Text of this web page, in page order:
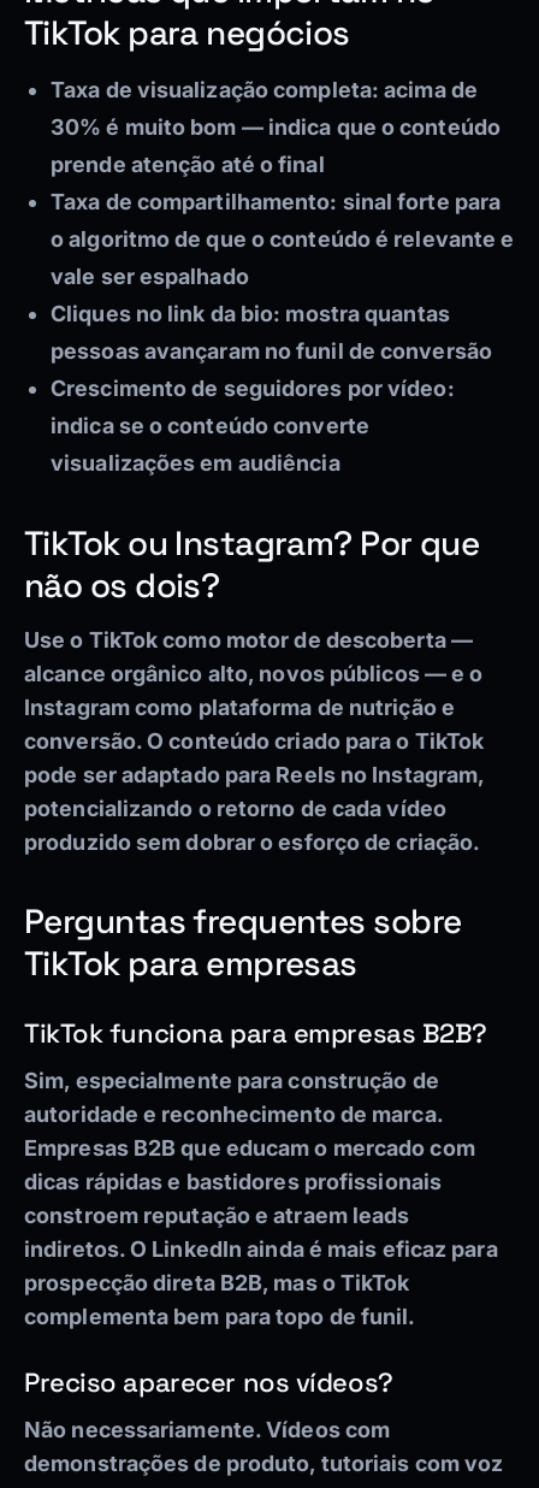
TikTok para negócios
Taxa de visualização completa: acima de
30% é muito bom — indica que o conteúdo
prende atenção até o final
Taxa de compartilhamento: sinal forte para
o algoritmo de que o conteúdo é relevante e
vale ser espalhado
Cliques no link da bio: mostra quantas
pessoas avançaram no funil de conversão
Crescimento de seguidores por vídeo:
indica se o conteúdo converte
visualizações em audiência
TikTok ou Instagram? Por que
não os dois?
Use o TikTok como motor de descoberta —
alcance orgânico alto, novos públicos — e o
Instagram como plataforma de nutrição e
conversão. O conteúdo criado para o TikTok
pode ser adaptado para Reels no Instagram,
potencializando o retorno de cada vídeo
produzido sem dobrar o esforço de criação.
Perguntas frequentes sobre
TikTok para empresas
TikTok funciona para empresas B2B?
Sim, especialmente para construção de
autoridade e reconhecimento de marca.
Empresas B2B que educam o mercado com
dicas rápidas e bastidores profissionais
constroem reputação e atraem leads
indiretos. O LinkedIn ainda é mais eficaz para
prospecção direta B2B, mas o TikTok
complementa bem para topo de funil.
Preciso aparecer nos vídeos?
Não necessariamente. Vídeos com
demonstrações de produto, tutoriais com voz